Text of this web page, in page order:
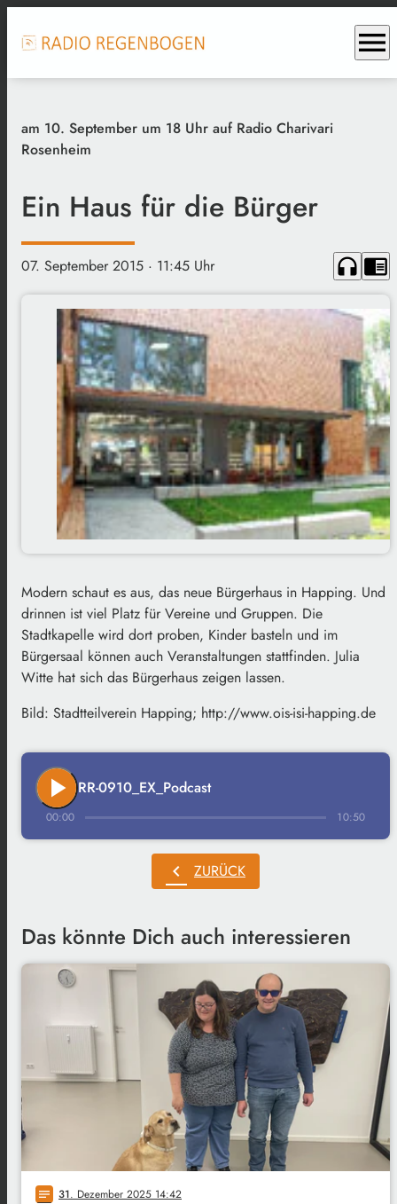
menu
am 10. September um 18 Uhr auf Radio Charivari
Rosenheim
Ein Haus für die Bürger
07. September 2015 · 11:45 Uhr headphones chrome_reader_mode
Modern schaut es aus, das neue Bürgerhaus in Happing. Und
drinnen ist viel Platz für Vereine und Gruppen. Die
Stadtkapelle wird dort proben, Kinder basteln und im
Bürgersaal können auch Veranstaltungen stattfinden. Julia
Witte hat sich das Bürgerhaus zeigen lassen.
Bild: Stadtteilverein Happing; http://www.ois-isi-happing.de
play_arrow RR-0910_EX_Podcast
00:00 10:50
chevron_left ZURÜCK
Das könnte Dich auch interessieren
notes 31. Dezember 2025 14:42